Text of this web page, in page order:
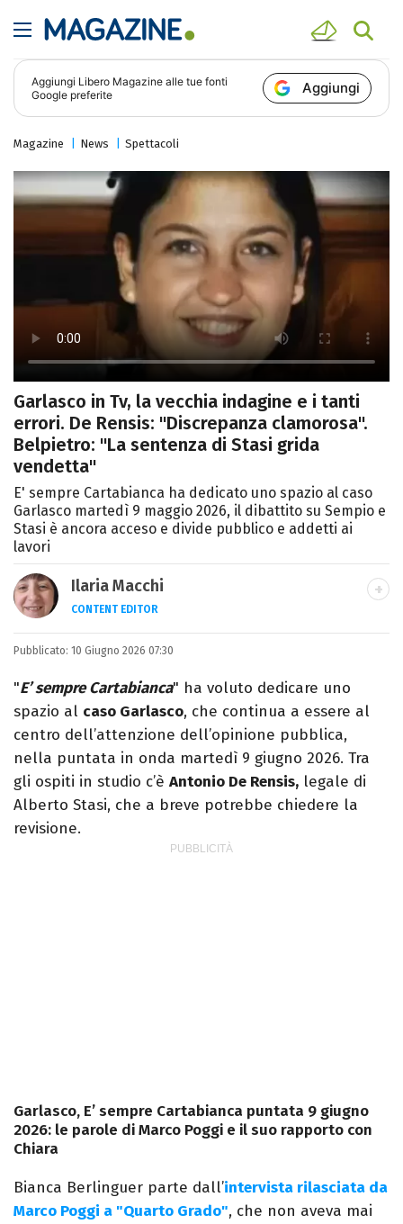
Aggiungi Libero Magazine alle tue fonti
Google preferite
Aggiungi
Magazine News Spettacoli
Garlasco in Tv, la vecchia indagine e i tanti
errori. De Rensis: "Discrepanza clamorosa".
Belpietro: "La sentenza di Stasi grida
vendetta"
E' sempre Cartabianca ha dedicato uno spazio al caso
Garlasco martedì 9 maggio 2026, il dibattito su Sempio e
Stasi è ancora acceso e divide pubblico e addetti ai
lavori
Ilaria Macchi
CONTENT EDITOR
Laureata in Linguaggi dei Media, amo il
giornalismo, il calcio, la TV e la moda, dove
cerco sempre le ultime tendenze.
Pubblicato: 10 Giugno 2026 07:30
"E’ sempre Cartabianca" ha voluto dedicare uno
spazio al caso Garlasco, che continua a essere al
centro dell’attenzione dell’opinione pubblica,
nella puntata in onda martedì 9 giugno 2026. Tra
gli ospiti in studio c’è Antonio De Rensis, legale di
Alberto Stasi, che a breve potrebbe chiedere la
revisione.
Garlasco, E’ sempre Cartabianca puntata 9 giugno
2026: le parole di Marco Poggi e il suo rapporto con
Chiara
Bianca Berlinguer parte dall’intervista rilasciata da
Marco Poggi a "Quarto Grado", che non aveva mai